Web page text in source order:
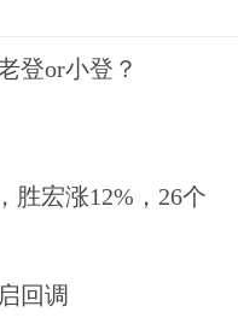
方药普瑞巴林
许未成年人登
及愈美片。
其根本，一方
，为了蝇头小
底线；另一方
登or小登？
胜宏涨12%，26个
回调